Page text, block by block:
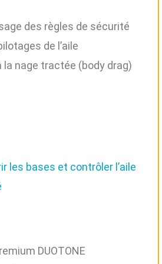
des règles de sécurité
de l’aile
la nage tractée (body drag)
les bases et contrôler l’aile
DUOTONE